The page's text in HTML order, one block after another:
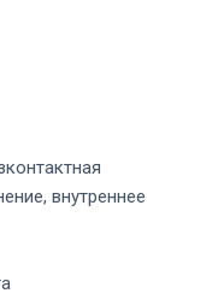
внутреннее